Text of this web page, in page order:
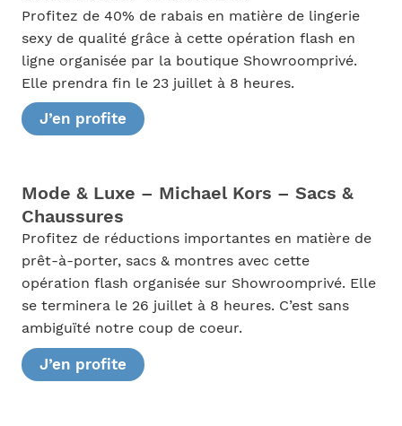
Profitez de 40% de rabais en matière de lingerie
sexy de qualité grâce à cette opération flash en
ligne organisée par la boutique Showroomprivé.
Elle prendra fin le 23 juillet à 8 heures.
J’en profite
Mode & Luxe – Michael Kors – Sacs &
Chaussures
Profitez de réductions importantes en matière de
prêt-à-porter, sacs & montres avec cette
opération flash organisée sur Showroomprivé. Elle
se terminera le 26 juillet à 8 heures. C’est sans
ambiguïté notre coup de coeur.
J’en profite